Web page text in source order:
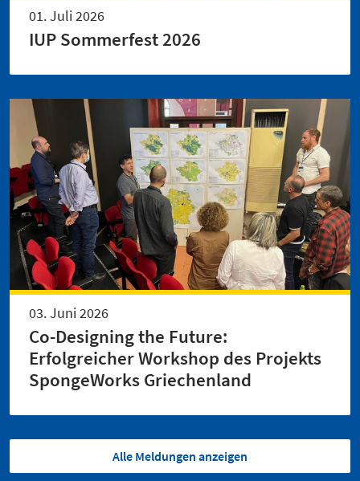
01. Juli 2026
IUP Sommerfest 2026
03. Juni 2026
Co-Designing the Future:
Erfolgreicher Workshop des Projekts
SpongeWorks Griechenland
Alle Meldungen anzeigen